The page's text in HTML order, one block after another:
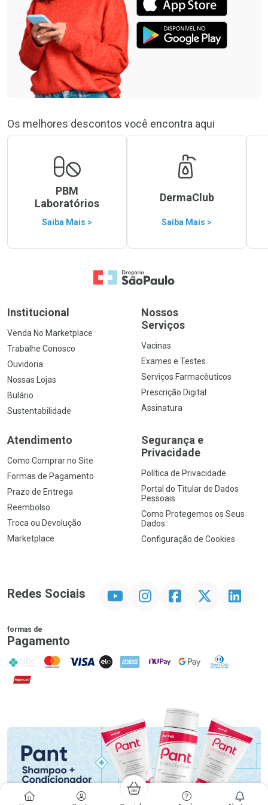
Os melhores descontos você encontra aqui
PBM
Laboratórios
Saiba Mais >
DermaClub
Saiba Mais >
Ir para a Home
Institucional
Venda No Marketplace
Trabalhe Conosco
Ouvidoria
Nossas Lojas
Bulário
Sustentabilidade
Nossos
Serviços
Vacinas
Exames e Testes
Serviços Farmacêuticos
Prescrição Digital
Assinatura
Atendimento
Como Comprar no Site
Formas de Pagamento
Prazo de Entrega
Reembolso
Troca ou Devolução
Marketplace
Segurança e
Privacidade
Política de Privacidade
Portal do Titular de Dados
Pessoais
Como Protegemos os Seus
Dados
Configuração de Cookies
Redes Sociais InstagramFacebookTwitter Linkedin
formas de
Pagamento
PIX MasterCard
VISA ELO AMEX NuPay Google PayDiners Club
Hipercard